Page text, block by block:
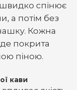
спінює
а потім без
Кожна
покрита
піною.
кави